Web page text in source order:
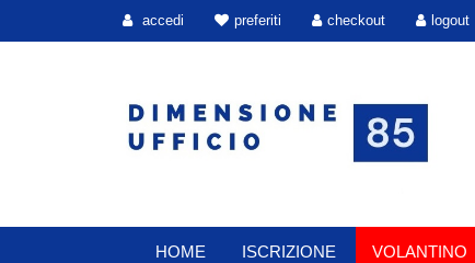
accedi preferiti checkout logout
HOME ISCRIZIONE VOLANTINO